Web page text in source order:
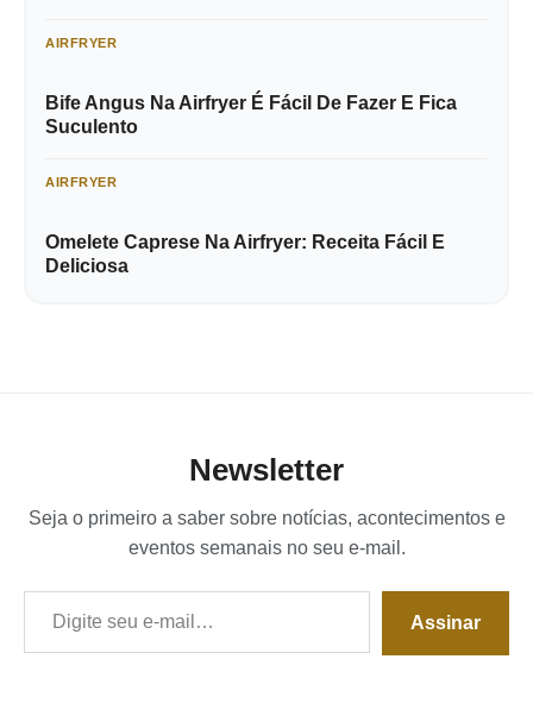
AIRFRYER
Bife Angus Na Airfryer É Fácil De Fazer E Fica
Suculento
AIRFRYER
Omelete Caprese Na Airfryer: Receita Fácil E
Deliciosa
Newsletter
Seja o primeiro a saber sobre notícias, acontecimentos e
eventos semanais no seu e-mail.
Digite seu e-mail…
Assinar